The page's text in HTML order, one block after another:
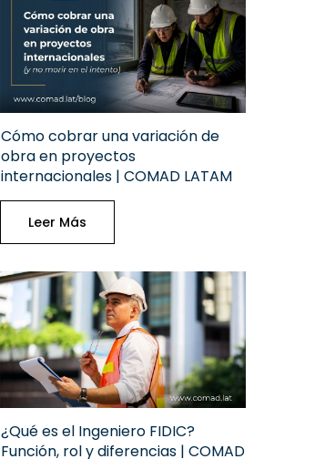
Cómo cobrar una variación de
obra en proyectos
internacionales | COMAD LATAM
Leer Más
¿Qué es el Ingeniero FIDIC?
Función, rol y diferencias | COMAD